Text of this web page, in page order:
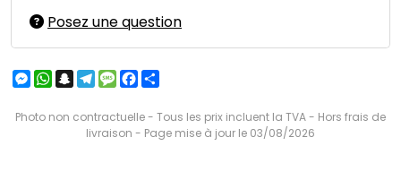
Posez une question
Messenger
WhatsApp
Snapchat
Telegram
MessageFacebook
Photo non contractuelle - Tous les prix incluent la TVA - Hors frais de
livraison - Page mise à jour le 03/08/2026